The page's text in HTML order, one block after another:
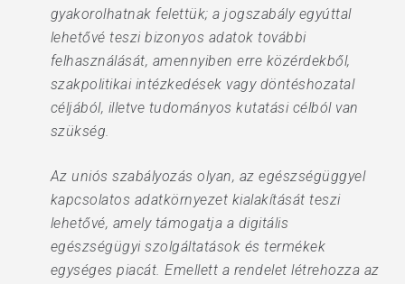
gyakorolhatnak felettük; a jogszabály egyúttal
lehetővé teszi bizonyos adatok további
felhasználását, amennyiben erre közérdekből,
szakpolitikai intézkedések vagy döntéshozatal
céljából, illetve tudományos kutatási célból van
szükség.
Az uniós szabályozás olyan, az egészségüggyel
kapcsolatos adatkörnyezet kialakítását teszi
lehetővé, amely támogatja a digitális
egészségügyi szolgáltatások és termékek
egységes piacát. Emellett a rendelet létrehozza az